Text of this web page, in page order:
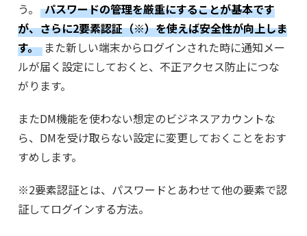
う。
パスワードの管理を厳重にすることが基本です
が、さらに2要素認証（※）を使えば安全性が向上しま
す。 また新しい端末からログインされた時に通知メー
ルが届く設定にしておくと、不正アクセス防止につな
がります。
またDM機能を使わない想定のビジネスアカウントな
ら、DMを受け取らない設定に変更しておくことをおす
すめします。
※2要素認証とは、パスワードとあわせて他の要素で認
証してログインする方法。